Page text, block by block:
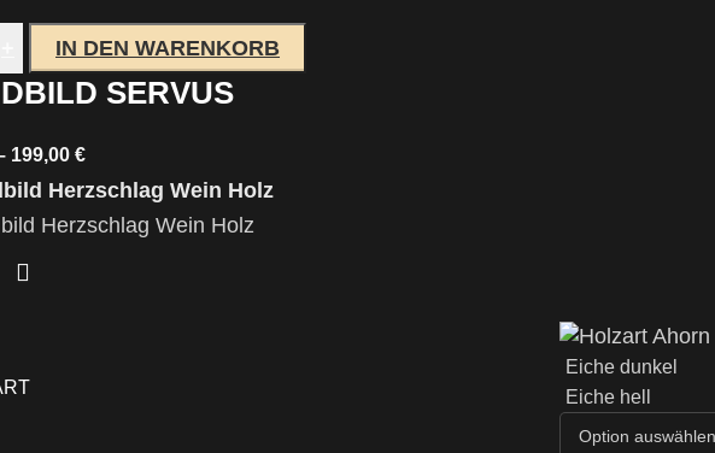
IN DEN WARENKORB
SERVUS
199,00€
Eiche dunkel
Eiche hell